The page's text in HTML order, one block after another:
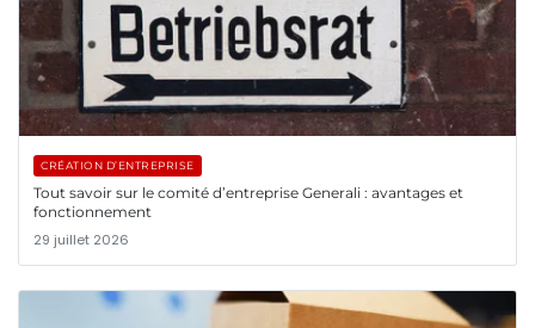
CRÉATION D’ENTREPRISE
Tout savoir sur le comité d’entreprise Generali : avantages et
fonctionnement
29 juillet 2026